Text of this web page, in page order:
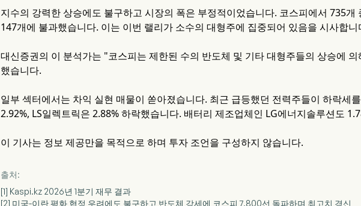
지수의 강력한 상승에도 불구하고 시장의 폭은 부정적이었습니다. 코스피에서 735개
147개에 불과했습니다. 이는 이번 랠리가 소수의 대형주에 집중되어 있음을 시사합니
대신증권의 이 분석가는 "코스피는 제한된 수의 반도체 및 기타 대형주들의 상승에
했습니다.
일부 섹터에서는 차익 실현 매물이 쏟아졌습니다. 최근 급등했던 전력주들이 하락세
2.92%, LS일렉트릭은 2.88% 하락했습니다. 배터리 제조업체인 LG에너지솔루션도
이 기사는 정보 제공만을 목적으로 하며 투자 조언을 구성하지 않습니다.
출처:
[1] Kaspi.kz 2026년 1분기 재무 결과
[2] 미국-이란 평화 협정 우려에도 불구하고 반도체 강세에 코스피 7,800선 돌파하며 최고치 경신